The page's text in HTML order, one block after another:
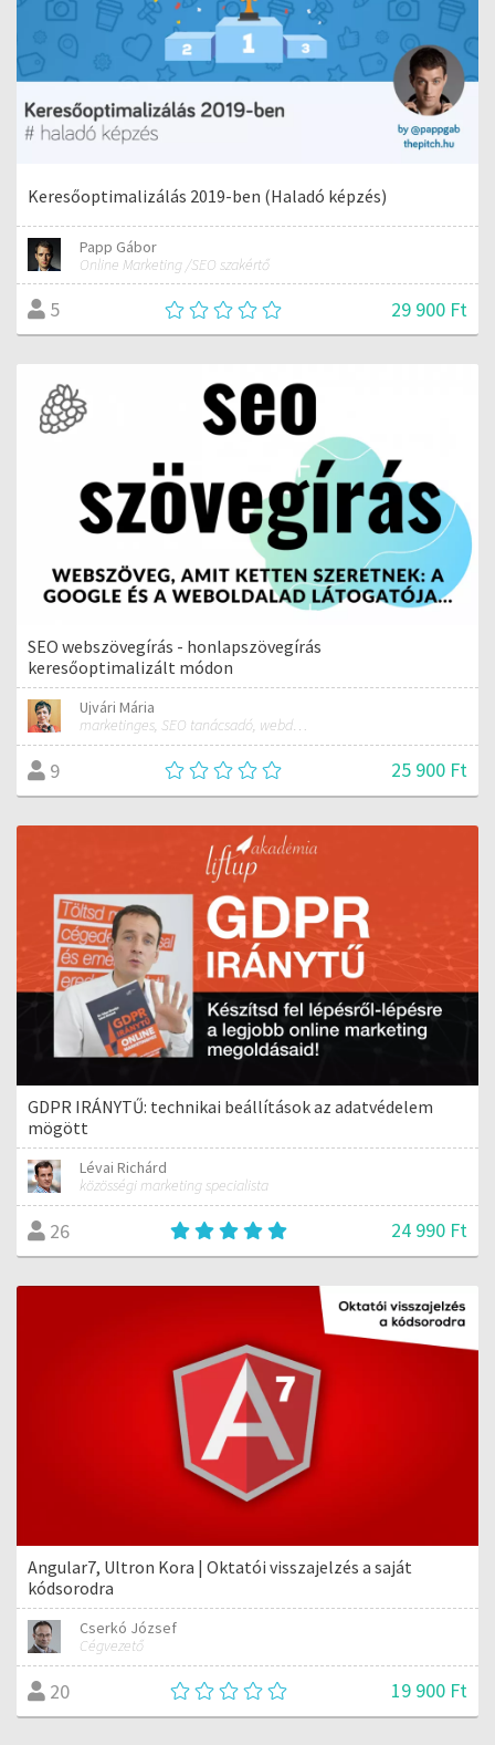
Keresőoptimalizálás 2019-ben (Haladó képzés)
Papp Gábor
Online Marketing /SEO szakértő
5 29 900 Ft
SEO webszövegírás - honlapszövegírás
keresőoptimalizált módon
Ujvári Mária
marketinges, SEO tanácsadó, webdesigner
9 25 900 Ft
GDPR IRÁNYTŰ: technikai beállítások az adatvédelem
mögött
Lévai Richárd
közösségi marketing specialista
26 24 990 Ft
Angular7, Ultron Kora | Oktatói visszajelzés a saját
kódsorodra
Cserkó József
Cégvezető
20 19 900 Ft